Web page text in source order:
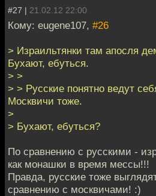
#27 | 21.02.12 22:00
Кому: eugene107, #26
> Израильтянки там апосля
Бухают, ебуться.
> >
> > Русские понятно ведут
Москвичи тоже.
>
> Бухают, ебуться?
По сравнению с русскими -
как монашки в время мессы!!!
Правда, русские тоже
сравнению с москвичами! :)